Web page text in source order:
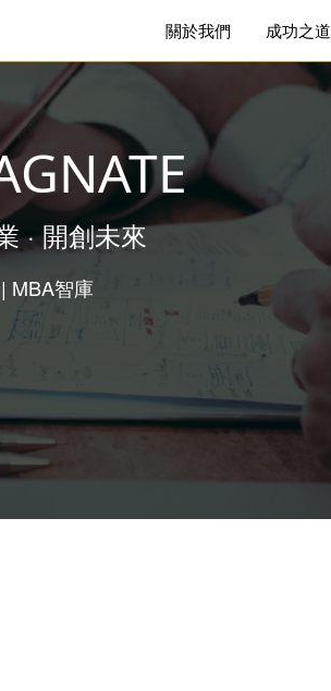
關於我們 成功之道
· 開創未來
MBA智庫